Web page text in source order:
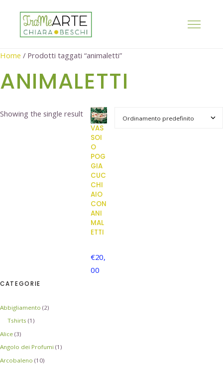
Home / Prodotti taggati “animaletti”
ANIMALETTI
Showing the single result
VAS
SOI
O
POG
GIA
CUC
CHI
AIO
CON
ANI
MAL
ETTI
€20,
00
CATEGORIE
Abbigliamento (2)
Tshirts (1)
Alice (3)
Angolo dei Profumi (1)
Arcobaleno (10)